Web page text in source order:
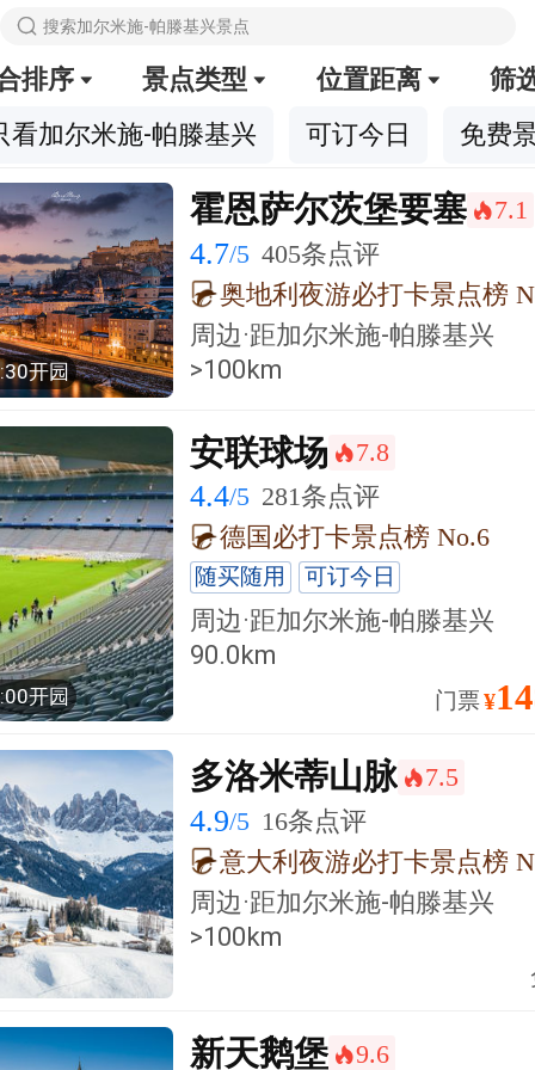
 搜索加尔米施-帕滕基兴景点
排序  景点类型  位置距离  筛
看加尔米施-帕滕基兴 可订今日 免费
开园
霍恩萨尔茨堡要塞 󰺂7.1
4.7/5 405条点评
奥地利夜游必打卡景点榜
周边·距加尔米施-帕滕基兴
>100km
开园
安联球场 󰺂7.8
4.4/5 281条点评
德国必打卡景点榜 No.6
随买随用 可订今日
周边·距加尔米施-帕滕基兴
90.0km
门票¥
多洛米蒂山脉 󰺂7.5
4.9/5 16条点评
周边·距加尔米施-帕滕基兴
>100km
新天鹅堡 󰺂9.6